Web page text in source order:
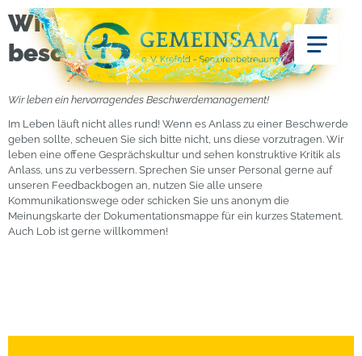
Wie kann ich mich
beschweren?
Wir leben ein hervorragendes Beschwerdemanagement!
Im Leben läuft nicht alles rund! Wenn es Anlass zu einer Beschwerde
geben sollte, scheuen Sie sich bitte nicht, uns diese vorzutragen. Wir
leben eine offene Gesprächskultur und sehen konstruktive Kritik als
Anlass, uns zu verbessern. Sprechen Sie unser Personal gerne auf
unseren Feedbackbogen an, nutzen Sie alle unsere
Kommunikationswege oder schicken Sie uns anonym die
Meinungskarte der Dokumentationsmappe für ein kurzes Statement.
Auch Lob ist gerne willkommen!